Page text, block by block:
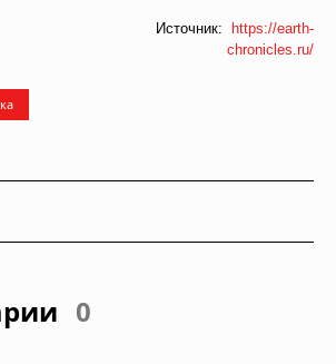
Источник:
https://earth-
chronicles.ru/
0